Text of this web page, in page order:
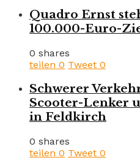
Quadro Ernst
100.000-Euro-
0 shares
teilen 0 Tweet 0
Schwerer
Scooter-Lenker
in Feldkirch
0 shares
teilen 0 Tweet 0